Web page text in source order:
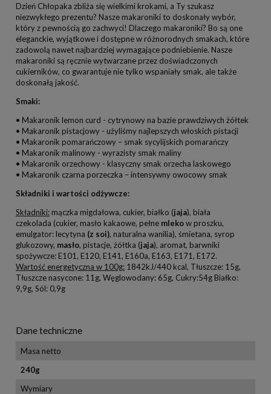
Dzień Chłopaka zbliża się wielkimi krokami, a Ty szukasz
niezwykłego prezentu? Nasze makaroniki to doskonały wybór,
który z pewnością go zachwyci! Dlaczego makaroniki? Bo są one
eleganckie, wyjątkowe i dostępne w różnorodnych smakach, które
zadowolą nawet najbardziej wymagające podniebienie. Nasze
makaroniki są ręcznie wytwarzane przez doświadczonych
cukierników, co gwarantuje nie tylko wspaniały smak, ale także
doskonałą jakość.
Smaki:
• Makaronik lemon curd - cytrynowy na bazie prawdziwych żółtek
• Makaronik pistacjowy - użyliśmy najlepszych włoskich pistacji
• Makaronik pomarańczowy – smak sycylijskich pomarańczy
• Makaronik malinowy - wyrazisty smak maliny
• Makaronik orzechowy - klasyczny smak orzecha laskowego
• Makaronik czarna porzeczka – intensywny owocowy smak
Składniki i wartości odżywcze:
Składniki: mączka migdałowa, cukier, białko (jaja), biała
czekolada (cukier, masło kakaowe, pełne mlekow proszku,
emulgator: lecytyna (z soi), naturalna wanilia), śmietana, syrop
glukozowy, masło, pistacje, żółtka (jaja), aromat, barwniki
spożywcze: E101, E120, E141, E160a, E163, E171, E172.
Wartość energetyczna w 100g: 1842kJ/440 kcal, Tłuszcze: 15g,
Tłuszcze nasycone: 11g, Węglowodany: 65g, Cukry:54g Białko:
9,9g, Sól: 0,9g
Dane techniczne
Masa netto
240g
Wymiary